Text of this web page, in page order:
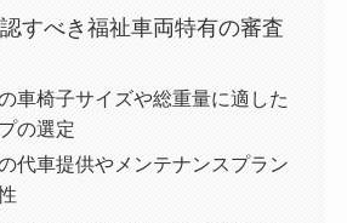
すべき福祉車両特有の審査
車椅子サイズや総重量に適した
の選定
代車提供やメンテナンスプラン